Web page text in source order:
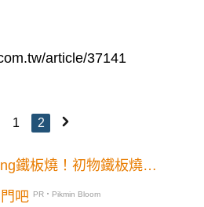
article/37141
1 2
鐵板燒！初物鐵板燒鍋
吧 PR・Pikmin Bloom